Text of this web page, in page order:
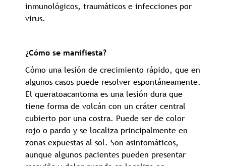
inmunológicos, traumáticos e infecciones por
virus.
¿Cómo se manifiesta?
Cómo una lesión de crecimiento rápido, que en
algunos casos puede resolver espontáneamente.
El queratoacantoma es una lesión dura que
tiene forma de volcán con un cráter central
cubierto por una costra. Puede ser de color
rojo o pardo y se localiza principalmente en
zonas expuestas al sol. Son asintomáticos,
aunque algunos pacientes pueden presentar